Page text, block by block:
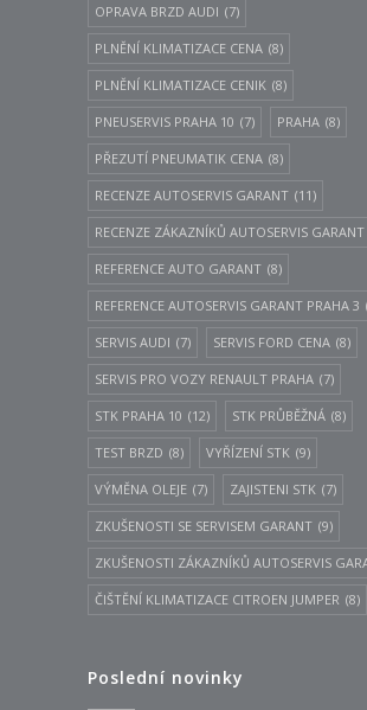
OPRAVA BRZD AUDI (7)
PLNĚNÍ KLIMATIZACE CENA (8)
PLNĚNÍ KLIMATIZACE CENIK (8)
PNEUSERVIS PRAHA 10 (7) PRAHA (8)
PŘEZUTÍ PNEUMATIK CENA (8)
RECENZE AUTOSERVIS GARANT (11)
RECENZE ZÁKAZNÍKŮ AUTOSERVIS GARANT
REFERENCE AUTO GARANT (8)
REFERENCE AUTOSERVIS GARANT PRAHA 3
SERVIS AUDI (7) SERVIS FORD CENA (8)
SERVIS PRO VOZY RENAULT PRAHA (7)
STK PRAHA 10 (12) STK PRŮBĚŽNÁ (8)
TEST BRZD (8) VYŘÍZENÍ STK (9)
VÝMĚNA OLEJE (7) ZAJISTENI STK (7)
ZKUŠENOSTI SE SERVISEM GARANT (9)
ZKUŠENOSTI ZÁKAZNÍKŮ AUTOSERVIS
ČIŠTĚNÍ KLIMATIZACE CITROEN JUMPER (8)
Poslední novinky